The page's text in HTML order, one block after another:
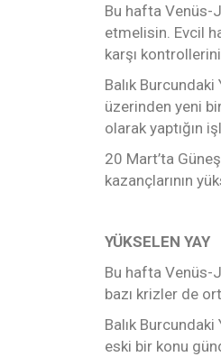
Bu hafta Venüs-
etmelisin. Evcil
karşı
Balık
üzerinden yeni
olarak yaptığın
20 Mart’ta
kazançlarının
YÜKSELEN YAY
Bu hafta Venüs-
bazı krizler de
Balık
eski bir konu